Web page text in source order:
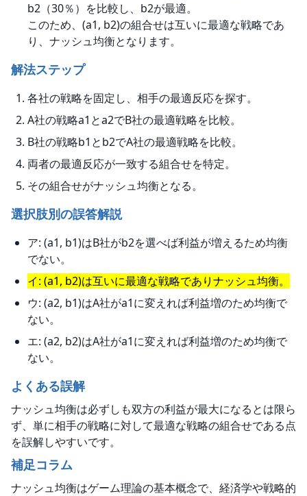
b2（30％）を比較し、b2が最適。
このため、(a1, b2)の組合せは互いに最適な戦略であ
り、ナッシュ均衡となります。
解法ステップ
各社の戦略を固定し、相手の最適反応を探す。
A社の戦略a1とa2でB社の最適戦略を比較。
B社の戦略b1とb2でA社の最適戦略を比較。
両者の最適反応が一致する組合せを特定。
その組合せがナッシュ均衡となる。
選択肢別の誤答解説
ア: (a1, b1)はB社がb2を選べば利益が増えるため均衡
でない。
イ: (a1, b2)は互いに最適な戦略でありナッシュ均衡。
ウ: (a2, b1)はA社がa1に変えれば利益増のため均衡で
ない。
エ: (a2, b2)はA社がa1に変えれば利益増のため均衡で
ない。
よくある誤解
ナッシュ均衡は必ずしも双方の利益が最大になるとは限ら
ず、単に相手の戦略に対して最適な戦略の組合せである点
を誤解しやすいです。
補足コラム
ナッシュ均衡はゲーム理論の基本概念で、経済学や戦略的